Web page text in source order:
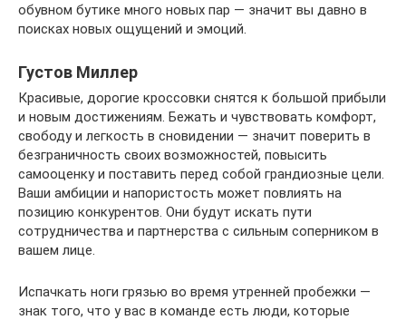
обувном бутике много новых пар — значит вы давно в
поисках новых ощущений и эмоций.
Густов Миллер
Красивые, дорогие кроссовки снятся к большой прибыли
и новым достижениям. Бежать и чувствовать комфорт,
свободу и легкость в сновидении — значит поверить в
безграничность своих возможностей, повысить
самооценку и поставить перед собой грандиозные цели.
Ваши амбиции и напористость может повлиять на
позицию конкурентов. Они будут искать пути
сотрудничества и партнерства с сильным соперником в
вашем лице.
Испачкать ноги грязью во время утренней пробежки —
знак того, что у вас в команде есть люди, которые